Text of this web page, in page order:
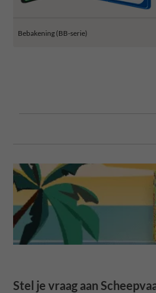
Bebakening (BB-serie)
Stel je vraag aan